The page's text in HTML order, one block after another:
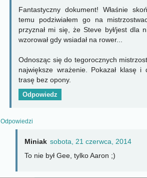
Fantastyczny dokument! Właśnie
temu podziwiałem go na
przyznał mi się, że Steve był/jest dla
wzorował gdy wsiadał na rower...
Odnosząc się do tegorocznych
największe wrażenie. Pokazał klasę i
trasę bez opony.
Odpowiedz
Odpowiedzi
Miniak sobota, 21 czerwca, 2014
To nie był Gee, tylko Aaron ;)